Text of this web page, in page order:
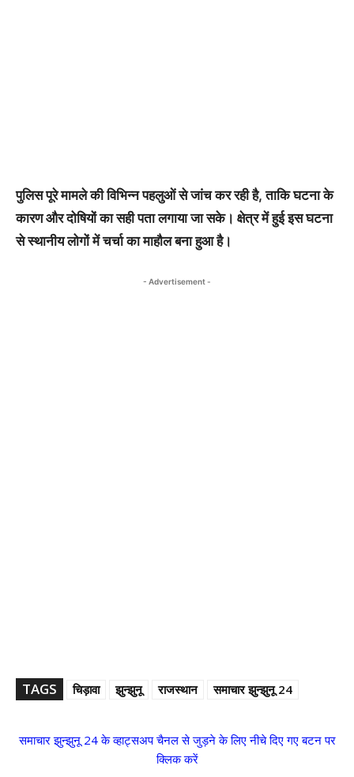
पुलिस पूरे मामले की विभिन्न पहलुओं से जांच कर रही है, ताकि घटना के
कारण और दोषियों का सही पता लगाया जा सके। क्षेत्र में हुई इस घटना
से स्थानीय लोगों में चर्चा का माहौल बना हुआ है।
- Advertisement -
TAGS चिड़ावा झुन्झुनू राजस्थान समाचार झुन्झुनू 24
समाचार झुन्झुनू 24 के व्हाट्सअप चैनल से जुड़ने के लिए नीचे दिए गए बटन पर
क्लिक करें